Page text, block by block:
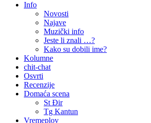
Autori
Info
Novosti
Najave
Muzički info
Jeste li znali …?
Kako su dobili ime?
Kolumne
chit-chat
Osvrti
Recenzije
Domaća scena
St Đir
Tg Kantun
Vremeplov